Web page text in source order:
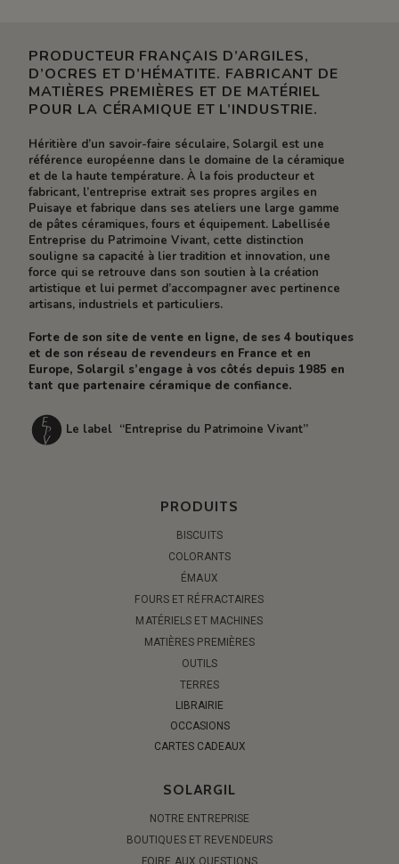
PRODUCTEUR FRANÇAIS D’ARGILES,
D’OCRES ET D’HÉMATITE. FABRICANT DE
MATIÈRES PREMIÈRES ET DE MATÉRIEL
POUR LA CÉRAMIQUE ET L’INDUSTRIE.
Héritière d’un savoir-faire séculaire, Solargil est une
référence européenne dans le domaine de la céramique
et de la haute température. À la fois producteur et
fabricant, l’entreprise extrait ses propres argiles en
Puisaye et fabrique dans ses ateliers une large gamme
de pâtes céramiques, fours et équipement. Labellisée
Entreprise du Patrimoine Vivant, cette distinction
souligne sa capacité à lier tradition et innovation, une
force qui se retrouve dans son soutien à la création
artistique et lui permet d’accompagner avec pertinence
artisans, industriels et particuliers.
Forte de son site de vente en ligne, de ses 4 boutiques
et de son réseau de revendeurs en France et en
Europe, Solargil s’engage à vos côtés depuis 1985 en
tant que partenaire céramique de confiance.
Le label “Entreprise du Patrimoine Vivant”
PRODUITS
BISCUITS
COLORANTS
ÉMAUX
FOURS ET RÉFRACTAIRES
MATÉRIELS ET MACHINES
MATIÈRES PREMIÈRES
OUTILS
TERRES
LIBRAIRIE
OCCASIONS
CARTES CADEAUX
SOLARGIL
NOTRE ENTREPRISE
BOUTIQUES ET REVENDEURS
FOIRE AUX QUESTIONS